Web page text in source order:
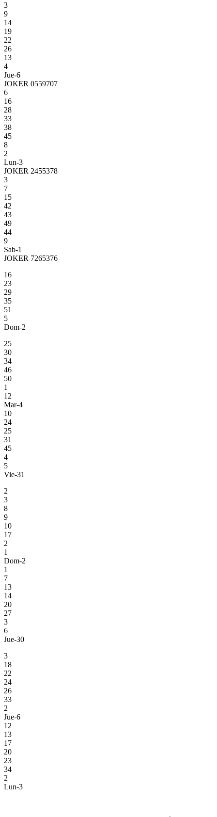
3
9
14
19
22
26
13
4
Jue-6
JOKER 0559707
6
16
28
33
38
45
8
2
Lun-3
JOKER 2455378
3
7
15
42
43
49
44
9
Sab-1
JOKER 7265376
16
23
29
35
51
5
Dom-2
25
30
34
46
50
1
12
Mar-4
10
24
25
31
45
4
5
Vie-31
2
3
8
9
10
17
2
1
Dom-2
1
7
13
14
20
27
3
6
Jue-30
3
18
22
24
26
33
2
Jue-6
12
13
17
20
23
34
2
Lun-3